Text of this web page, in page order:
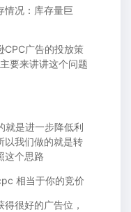
况：库存量巨
广告的投放策
要来讲讲这个问题
是进一步降低利
以我们做的就是转
这个思路
相当于你的竞价
很好的广告位，